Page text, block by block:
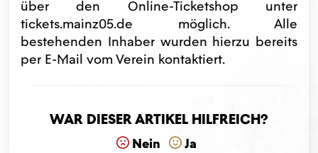
über den Online-Ticketshop unter
tickets.mainz05.de möglich. Alle
bestehenden Inhaber wurden hierzu bereits
per E-Mail vom Verein kontaktiert.
War dieser Artikel hilfreich?
Nein Ja